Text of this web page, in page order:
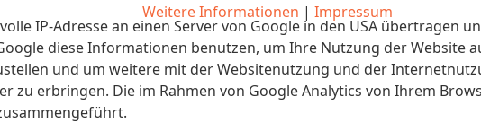
IP-Adresse an einen Server von Google in den USA übertragen
diese Informationen benutzen, um Ihre Nutzung der Website
und um weitere mit der Websitenutzung und der
zu erbringen. Die im Rahmen von Google Analytics von Ihrem
Weitere Informationen | Impressum